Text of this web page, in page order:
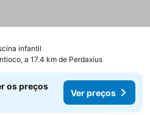
infantil
a 17.4 km de Perdaxius
os preços
Ver preços